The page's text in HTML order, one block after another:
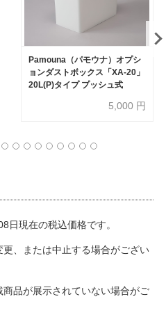
Pamouna（パモウナ）オプシ
ョンダストボックス「XA-20」
20L(P)タイプ プッシュ式
5,000 円
現在の税込価格です。
、または中止する場合がござい
品が展示されていない場合がご